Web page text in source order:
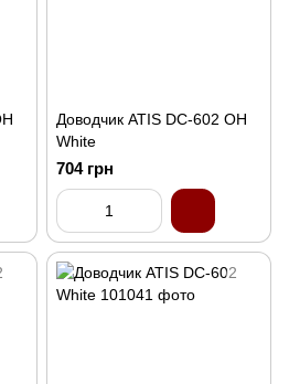
Доводчик ATIS DC-602 OH
White
704 грн